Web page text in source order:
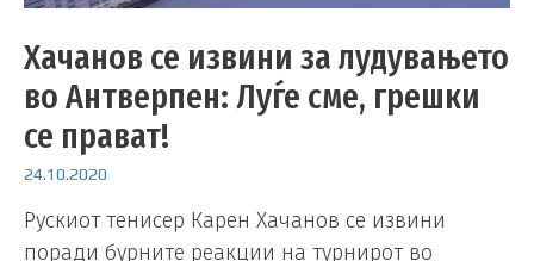
Хачанов се извини за лудувањето
во Антверпен: Луѓе сме, грешки
се прават!
24.10.2020
Рускиот тенисер Карен Хачанов се извини
поради бурните реакции на турнирот во